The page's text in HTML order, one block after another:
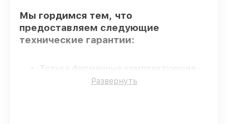
Мы гордимся тем, что
предоставляем следующие
технические гарантии:
Только фирменные комплектующие
гарантируем использование фирменных
Развернуть